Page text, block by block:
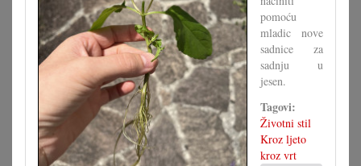
pomoću
mladic nove
sadnice za
sadnju u
jesen.
Tagovi:
Životni stil
Kroz ljeto
kroz vrt